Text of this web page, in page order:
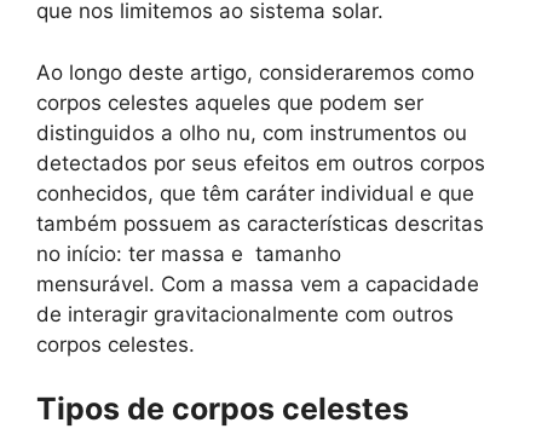
que nos limitemos ao sistema solar.
Ao longo deste artigo, consideraremos como
corpos celestes aqueles que podem ser
distinguidos a olho nu, com instrumentos ou
detectados por seus efeitos em outros corpos
conhecidos, que têm caráter individual e que
também possuem as características descritas
no início: ter massa e tamanho
mensurável. Com a massa vem a capacidade
de interagir gravitacionalmente com outros
corpos celestes.
Tipos de corpos celestes